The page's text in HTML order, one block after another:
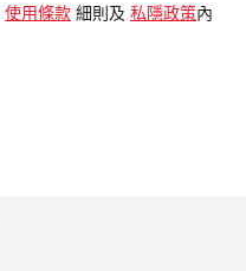
使用條款 細則及 私隱政策 內